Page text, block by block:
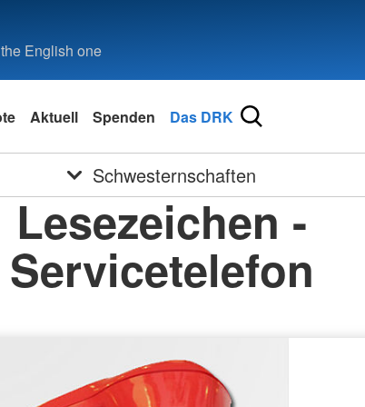
English one
Aktuell Spenden Das DRK
Schwesternschaften
Lesezeichen -
Servicetelefon